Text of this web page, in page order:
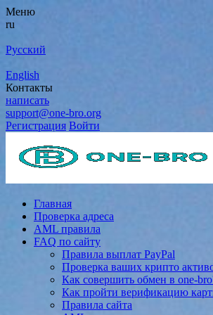
Меню
ru
Русский
English
Контакты
написать
support@one-bro.org
Регистрация Войти
Главная
Проверка адреса
AML правила
FAQ по сайту
Правила выплат PayPal
Проверка ваших крипто
Как совершить обмен в one-
Как пройти верификацию
Правила сайта